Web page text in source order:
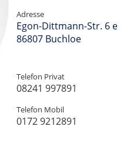
Adresse
Egon-Dittmann-Str. 6 e
86807 Buchloe
Telefon Privat
08241 997891
Telefon Mobil
0172 9212891